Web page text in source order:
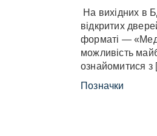
На вихідних в
відкритих
форматі —
можливість
ознайомитися з
Позначки